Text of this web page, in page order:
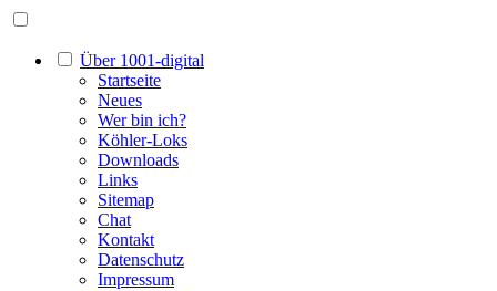
Über 1001-digital
Startseite
Neues
Wer bin ich?
Köhler-Loks
Downloads
Links
Sitemap
Chat
Kontakt
Datenschutz
Impressum